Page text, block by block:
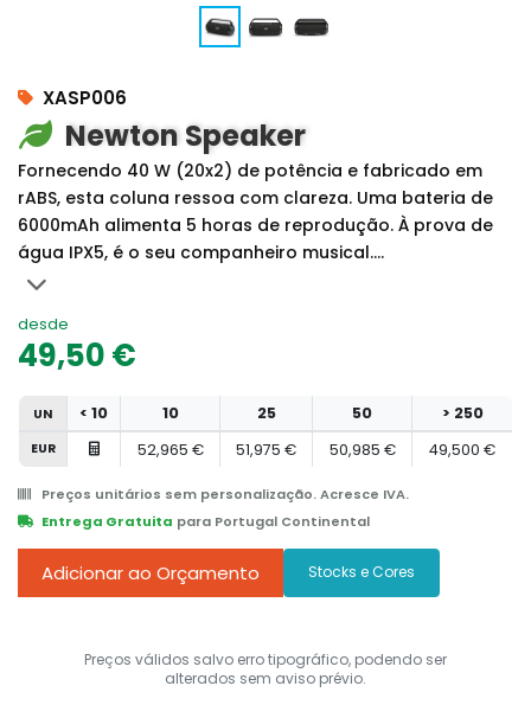
XASP006
Newton Speaker
Fornecendo 40 W (20x2) de potência e fabricado em
rABS, esta coluna ressoa com clareza. Uma bateria de
6000mAh alimenta 5 horas de reprodução. À prova de
água IPX5, é o seu companheiro musical....
desde
49,50 €
UN < 10 10 25 50 > 250
EUR 52,965 € 51,975 € 50,985 € 49,500 €
Preços unitários sem personalização. Acresce IVA.
Entrega Gratuita para Portugal Continental
Adicionar ao Orçamento Stocks e Cores
Preços válidos salvo erro tipográfico, podendo ser
alterados sem aviso prévio.